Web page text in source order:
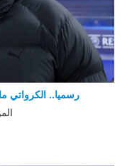
رسميا.. الكرواتي